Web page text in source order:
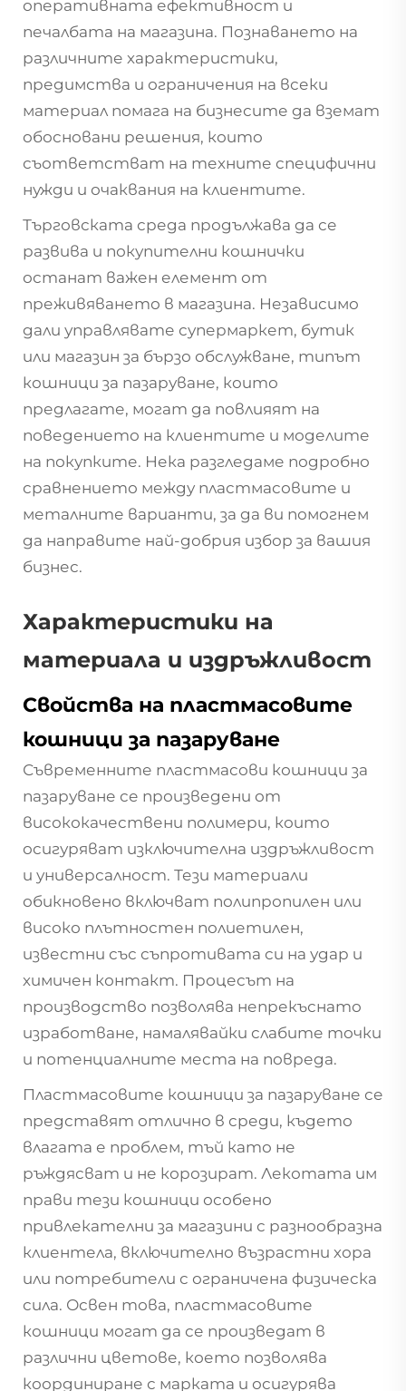
оперативната ефективност и
печалбата на магазина. Познаването на
различните характеристики,
предимства и ограничения на всеки
материал помага на бизнесите да вземат
обосновани решения, които
съответстват на техните специфични
нужди и очаквания на клиентите.
Търговската среда продължава да се
развива и покупителни кошнички
останат важен елемент от
преживяването в магазина. Независимо
дали управлявате супермаркет, бутик
или магазин за бързо обслужване, типът
кошници за пазаруване, които
предлагате, могат да повлияят на
поведението на клиентите и моделите
на покупките. Нека разгледаме подробно
сравнението между пластмасовите и
металните варианти, за да ви помогнем
да направите най-добрия избор за вашия
бизнес.
Характеристики на
материала и издръжливост
Свойства на пластмасовите
кошници за пазаруване
Съвременните пластмасови кошници за
пазаруване се произведени от
висококачествени полимери, които
осигуряват изключителна издръжливост
и универсалност. Тези материали
обикновено включват полипропилен или
високо плътностен полиетилен,
известни със съпротивата си на удар и
химичен контакт. Процесът на
производство позволява непрекъснато
изработване, намалявайки слабите точки
и потенциалните места на повреда.
Пластмасовите кошници за пазаруване се
представят отлично в среди, където
влагата е проблем, тъй като не
ръждясват и не корозират. Лекотата им
прави тези кошници особено
привлекателни за магазини с разнообразна
клиентела, включително възрастни хора
или потребители с ограничена физическа
сила. Освен това, пластмасовите
кошници могат да се произведат в
различни цветове, което позволява
координиране с марката и осигурява